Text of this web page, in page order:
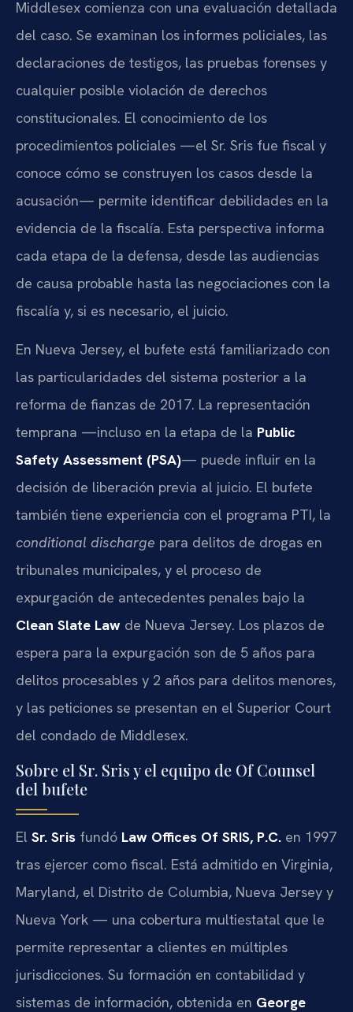
Middlesex comienza con una evaluación detallada
del caso. Se examinan los informes policiales, las
declaraciones de testigos, las pruebas forenses y
cualquier posible violación de derechos
constitucionales. El conocimiento de los
procedimientos policiales —el Sr. Sris fue fiscal y
conoce cómo se construyen los casos desde la
acusación— permite identificar debilidades en la
evidencia de la fiscalía. Esta perspectiva informa
cada etapa de la defensa, desde las audiencias
de causa probable hasta las negociaciones con la
fiscalía y, si es necesario, el juicio.
En Nueva Jersey, el bufete está familiarizado con
las particularidades del sistema posterior a la
reforma de fianzas de 2017. La representación
temprana —incluso en la etapa de la Public
Safety Assessment (PSA)— puede influir en la
decisión de liberación previa al juicio. El bufete
también tiene experiencia con el programa PTI, la
conditional discharge para delitos de drogas en
tribunales municipales, y el proceso de
expurgación de antecedentes penales bajo la
Clean Slate Law de Nueva Jersey. Los plazos de
espera para la expurgación son de 5 años para
delitos procesables y 2 años para delitos menores,
y las peticiones se presentan en el Superior Court
del condado de Middlesex.
Sobre el Sr. Sris y el equipo de Of Counsel
del bufete
El Sr. Sris fundó Law Offices Of SRIS, P.C. en 1997
tras ejercer como fiscal. Está admitido en Virginia,
Maryland, el Distrito de Columbia, Nueva Jersey y
Nueva York — una cobertura multiestatal que le
permite representar a clientes en múltiples
jurisdicciones. Su formación en contabilidad y
sistemas de información, obtenida en George